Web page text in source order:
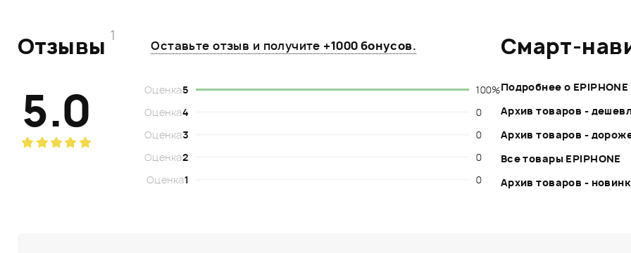
Отзывы 1
Оставьте отзыв и получите +1000 бонусов.
5.0 Оценка5
100%
Оценка4
0
Оценка3
0
Оценка2
0
Оценка1 0
Смарт-
Подробнее о EPIPHONE
Архив товаров -
Архив товаров -
Все товары EPIPHONE
Архив товаров -